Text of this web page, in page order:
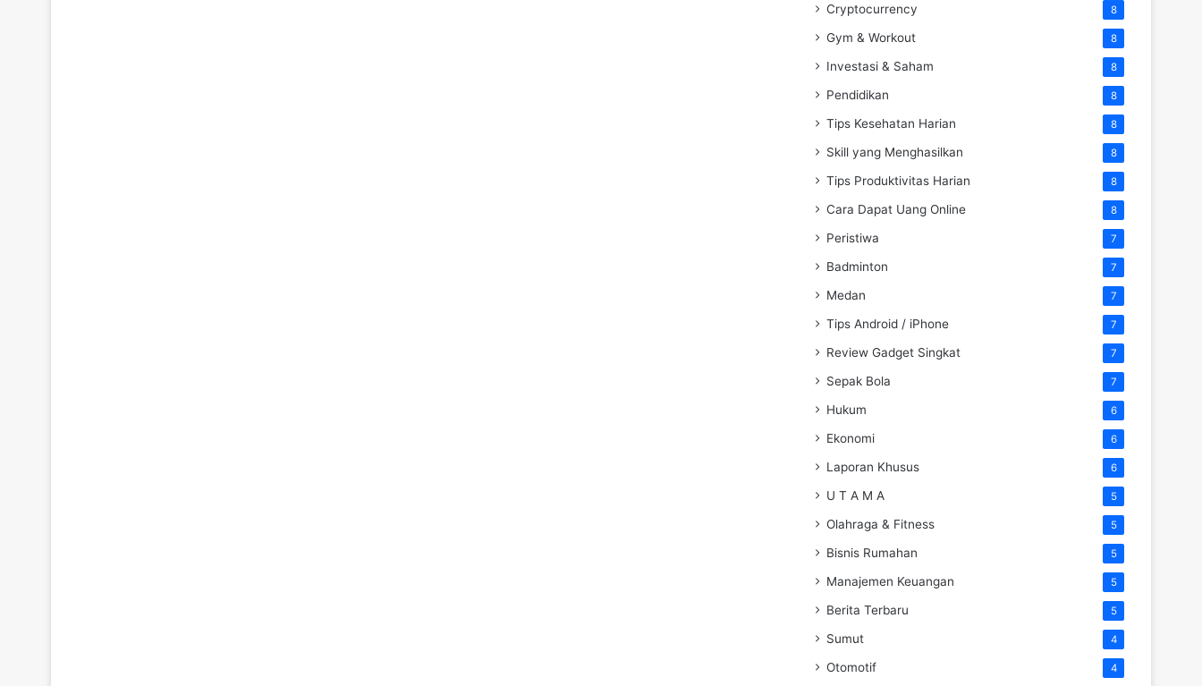
Cryptocurrency 8
Gym & Workout 8
Investasi & Saham 8
Pendidikan 8
Tips Kesehatan Harian 8
Skill yang Menghasilkan 8
Tips Produktivitas Harian 8
Cara Dapat Uang Online 8
Peristiwa 7
Badminton 7
Medan 7
Tips Android / iPhone 7
Review Gadget Singkat 7
Sepak Bola 7
Hukum 6
Ekonomi 6
Laporan Khusus 6
U T A M A 5
Olahraga & Fitness 5
Bisnis Rumahan 5
Manajemen Keuangan 5
Berita Terbaru 5
Sumut 4
Otomotif 4